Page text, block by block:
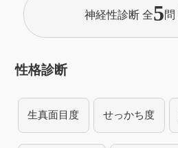
神経性診断 全5問
性格診断
生真面目度 せっかち度